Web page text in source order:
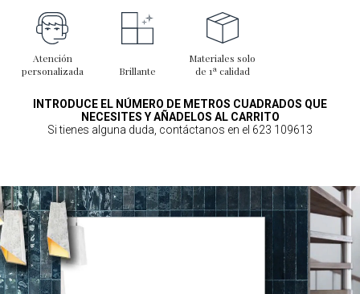
Atención
personalizada
Brillante
Materiales solo
de 1ª calidad
INTRODUCE EL NÚMERO DE METROS CUADRADOS QUE
NECESITES Y AÑADELOS AL CARRITO
Si tienes alguna duda, contáctanos en el 623 109613